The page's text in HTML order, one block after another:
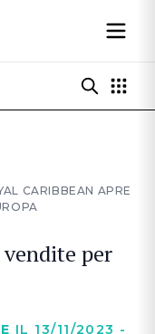
CARIBBEAN APRE
per
IL 13/11/2023 -